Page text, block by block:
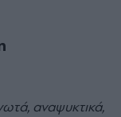
αναψυκτικά,